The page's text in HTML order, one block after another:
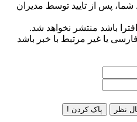
پس از تایید توسط مدیران
باشد منتشر نخواهد شد.
یا غیر مرتبط با خبر باشد
نظر پاک کردن !